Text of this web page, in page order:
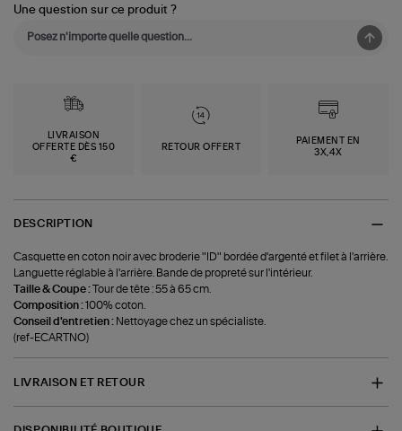
Une question sur ce produit ?
LIVRAISON
OFFERTE DÈS 150
€
RETOUR OFFERT
PAIEMENT EN
3X,4X
DESCRIPTION
Casquette en coton noir avec broderie "ID" bordée d'argenté et filet à l'arrière.
Languette réglable à l'arrière. Bande de propreté sur l'intérieur.
Taille & Coupe :Tour de tête : 55 à 65 cm.
Composition :100% coton.
Conseil d'entretien : Nettoyage chez un spécialiste.
(ref-ECARTNO)
LIVRAISON ET RETOUR